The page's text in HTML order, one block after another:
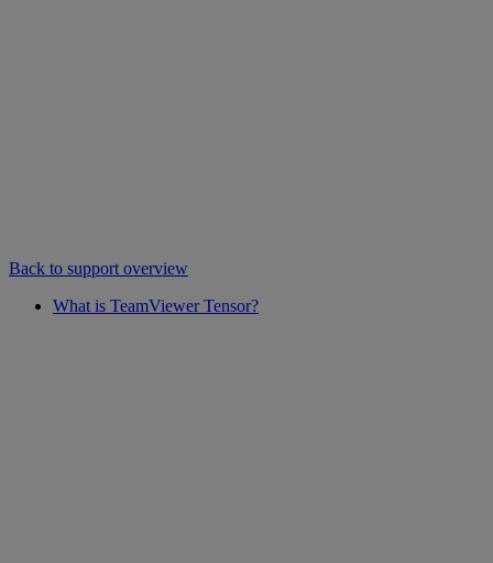
Back to support overview
What is TeamViewer Tensor?